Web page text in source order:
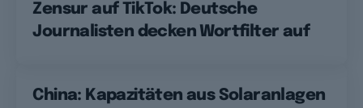
Zensur auf TikTok: Deutsche
Journalisten decken Wortfilter auf
China: Kapazitäten aus Solaranlagen